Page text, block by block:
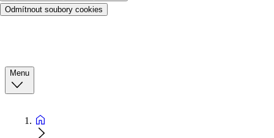
Odmítnout soubory cookies
Menu